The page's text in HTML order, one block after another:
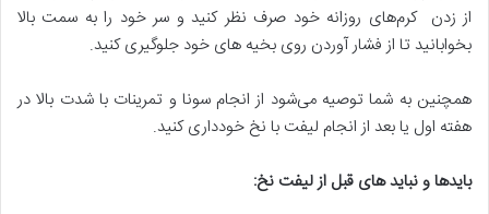
از زدن کرم‌های روزانه خود صرف نظر كنید و سر خود را به سمت بالا
بخوابانید تا از فشار آوردن روی بخیه های خود جلوگیری كنید.
همچنین به شما توصیه می‌شود از انجام سونا و تمرینات با شدت بالا در
هفته اول یا بعد از انجام لیفت با نخ خودداری کنید.
باید‌ها و نباید ‌های قبل از لیفت نخ: